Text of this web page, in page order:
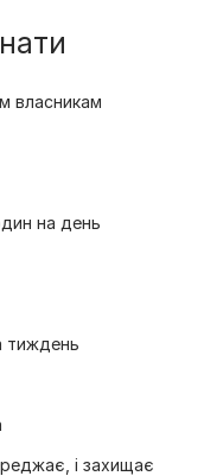
власникам
на день
тиждень
і захищає